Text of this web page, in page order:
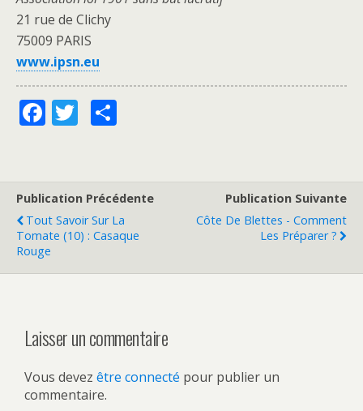
21 rue de Clichy
75009 PARIS
www.ipsn.eu
F
b
o
o
k
T
er g
er
Publication Précédente
Tout Savoir Sur La
Tomate (10) : Casaque
Rouge
Publication Suivante
Côte De Blettes - Comment
Les Préparer ?
Laisser un commentaire
Vous devez être connecté pour publier un
commentaire.